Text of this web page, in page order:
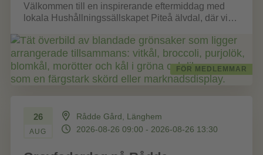
FÖR MEDLEMMAR
Välkommen till en inspirerande eftermiddag med
lokala Hushållningssällskapet Piteå älvdal, där vi
Roknäs....
26
AUG
Rådde Gård, Länghem
2026-08-26 09:00 - 2026-08-26 13:30